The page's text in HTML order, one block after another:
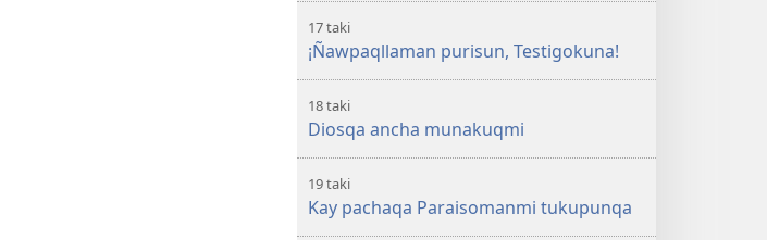
17 taki
¡Ñawpaqllaman purisun, Testigokuna!
18 taki
Diosqa ancha munakuqmi
19 taki
Kay pachaqa Paraisomanmi tukupunqa